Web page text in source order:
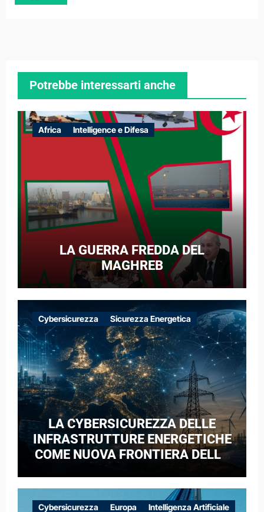
Potrebbe interessarti anche
Africa Intelligence e Difesa
LA GUERRA FREDDA DEL
MAGHREB
Cybersicurezza Sicurezza Energetica
LA CYBERSICUREZZA DELLE
INFRASTRUTTURE ENERGETICHE
COME NUOVA FRONTIERA DELLA
CASO DELLE RETI ELETTRICHE
EUROPEE NEL CONTESTO DELLA
Cybersicurezza Europa Intelligenza Artificiale